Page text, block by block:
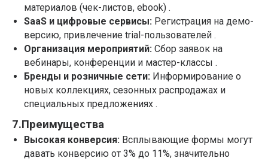
материалов (чек-листов, ebook) .
SaaS и цифровые сервисы: Регистрация на демо-
версию, привлечение trial-пользователей .
Организация мероприятий: Сбор заявок на
вебинары, конференции и мастер-классы .
Бренды и розничные сети: Информирование о
новых коллекциях, сезонных распродажах и
специальных предложениях .
7.Преимущества
Высокая конверсия: Всплывающие формы могут
давать конверсию от 3% до 11%, значительно